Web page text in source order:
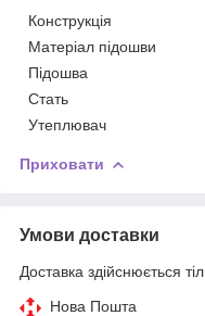
Конструкція
Матеріал підошви
Підошва
Стать
Утеплювач
Приховати
Умови доставки
Доставка здійснюється
Нова Пошта